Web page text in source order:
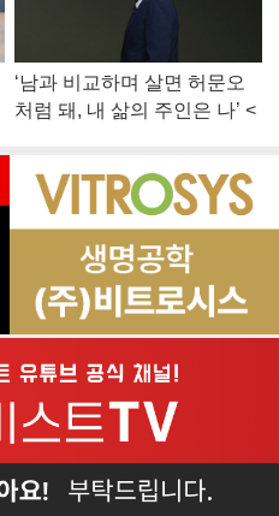
‘남과 비교하며 살면 허문오
처럼 돼, 내 삶의 주인은 나’ <